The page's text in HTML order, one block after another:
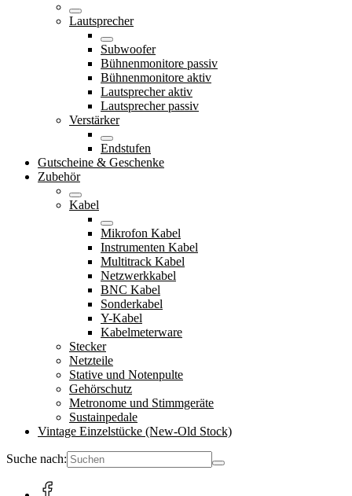
Lautsprecher
Subwoofer
Bühnenmonitore passiv
Bühnenmonitore aktiv
Lautsprecher aktiv
Lautsprecher passiv
Verstärker
Endstufen
Gutscheine & Geschenke
Zubehör
Kabel
Mikrofon Kabel
Instrumenten Kabel
Multitrack Kabel
Netzwerkkabel
BNC Kabel
Sonderkabel
Y-Kabel
Kabelmeterware
Stecker
Netzteile
Stative und Notenpulte
Gehörschutz
Metronome und Stimmgeräte
Sustainpedale
Vintage Einzelstücke (New-Old Stock)
Suche nach: